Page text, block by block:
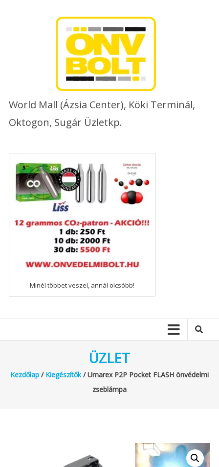
World Mall (Ázsia Center), Köki Terminál,
Oktogon, Sugár Üzletkp.
Minél többet veszel, annál olcsóbb!
ÜZLET
Kezdőlap/ Kiegészítők/ Umarex P2P Pocket FLASH önvédelmi
zseblámpa